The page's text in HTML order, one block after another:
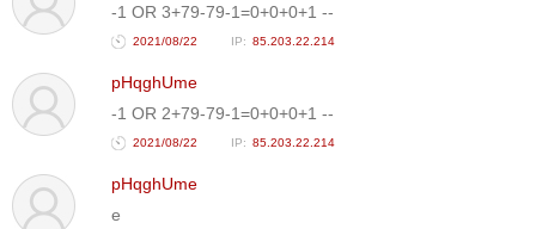
-1 OR 3+79-79-1=0+0+0+1 --
2021/08/22 85.203.22.214
pHqghUme
-1 OR 2+79-79-1=0+0+0+1 --
2021/08/22 85.203.22.214
pHqghUme
e